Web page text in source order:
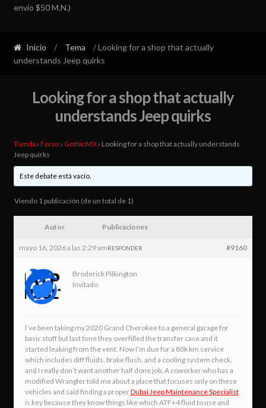
envío $50 M.N.)
Inicio / Tema
/ Looking for a shop that actually
understands Jeep quirks
Looking for a shop that actually
understands Jeep quirks
Tienda › Foros › GothicMX › Looking for a shop that actually understands
Jeep quirks
Este debate está vacío.
Viendo 1 publicación (de un total de 1)
Autor Publicaciones
mayo 16, 2026 a las 2:29 am #9160
RESPONDER
Broderick Pilkington
Invitado
I’ve been taking my 2020 Grand Cherokee to a general garage for
basic stuff but last time they overfilled the transfer case and it
started leaking from the vent. Now I’m due for a 80k km service
which includes diff fluids, brake flush, and a cooling system check,
and I really don’t want another half done job. A coworker who has a
modified Wrangler told me about a place that focuses only on these
vehicles and said finding a properDubai Jeep Maintenance Specialist
is key because they know things like which ATF+4 fluid to use and